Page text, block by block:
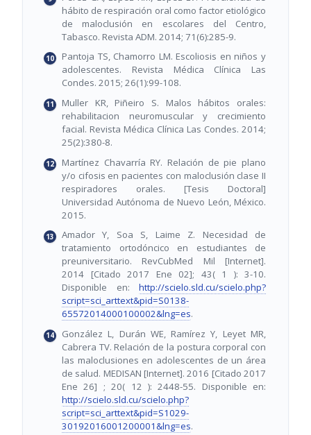
hábito de respiración oral como factor etiológico
de maloclusión en escolares del Centro,
Tabasco. Revista ADM. 2014; 71(6):285-9.
Pantoja TS, Chamorro LM. Escoliosis en niños y
adolescentes. Revista Médica Clínica Las
Condes. 2015; 26(1):99-108.
Muller KR, Piñeiro S. Malos hábitos orales:
rehabilitacion neuromuscular y crecimiento
facial. Revista Médica Clínica Las Condes. 2014;
25(2):380-8.
Martínez Chavarría RY. Relación de pie plano
y/o cifosis en pacientes con maloclusión clase II
respiradores orales. [Tesis Doctoral]
Universidad Autónoma de Nuevo León, México.
2015.
Amador Y, Soa S, Laime Z. Necesidad de
tratamiento ortodóncico en estudiantes de
preuniversitario. RevCubMed Mil [Internet].
2014 [Citado 2017 Ene 02]; 43( 1 ): 3-10.
Disponible en: http://scielo.sld.cu/scielo.php?
script=sci_arttext&pid=S0138-
65572014000100002&lng=es.
González L, Durán WE, Ramírez Y, Leyet MR,
Cabrera TV. Relación de la postura corporal con
las maloclusiones en adolescentes de un área
de salud. MEDISAN [Internet]. 2016 [Citado 2017
Ene 26] ; 20( 12 ): 2448-55. Disponible en:
http://scielo.sld.cu/scielo.php?
script=sci_arttext&pid=S1029-
30192016001200001&lng=es.